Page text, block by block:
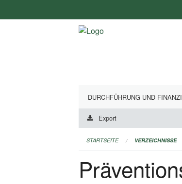
überspringen
DURCHFÜHRUNG UND
Export
STARTSEITE VERZEICHNISSE